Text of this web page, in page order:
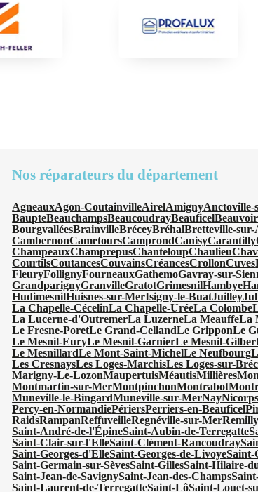
Nos réparateurs du département
AgneauxAgon-CoutainvilleAirelAmignyAnctoville-
BaupteBeauchampsBeaucoudrayBeauficelBeauvoir
BourgvalléesBrainvilleBréceyBréhalBretteville-sur-
CambernonCametoursCamprondCanisyCarantilly
ChampeauxChamprepusChanteloupChaulieu
CourtilsCoutancesCouvainsCréancesCrollonCuves
FleuryFollignyFourneauxGathemoGavray-sur-
GrandparignyGranvilleGratotGrimesnilHambye
HudimesnilHuisnes-sur-MerIsigny-le-BuatJuilley
La Chapelle-CécelinLa Chapelle-UréeLa Colombe
La Lucerne-d'OutremerLa LuzerneLa MeauffeLa
Le Fresne-PoretLe Grand-CellandLe GripponLe
Le Mesnil-EuryLe Mesnil-GarnierLe Mesnil-
Le MesnillardLe Mont-Saint-MichelLe Neufbourg
Les CresnaysLes Loges-MarchisLes Loges-sur-
Marigny-Le-LozonMaupertuisMéautisMillières
Montmartin-sur-MerMontpinchonMontrabot
Muneville-le-BingardMuneville-sur-MerNay
Percy-en-NormandiePériersPerriers-en-Beauficel
RaidsRampanReffuveilleRegnéville-sur-Mer
Saint-André-de-l'ÉpineSaint-Aubin-de-Terregatte
Saint-Clair-sur-l'ElleSaint-Clément-Rancoudray
Saint-Georges-d'ElleSaint-Georges-de-LivoyeSaint-
Saint-Germain-sur-SèvesSaint-GillesSaint-Hilaire-
Saint-Jean-de-SavignySaint-Jean-des-Champs
Saint-Laurent-de-TerregatteSaint-LôSaint-Louet-